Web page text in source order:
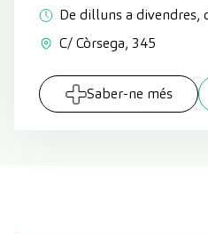
De dilluns a divendres,
C/ Còrsega, 345
Saber-ne més